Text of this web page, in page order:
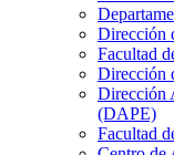
Dirección
Facultad
Dirección
Dirección
(DAPE)
Facultad